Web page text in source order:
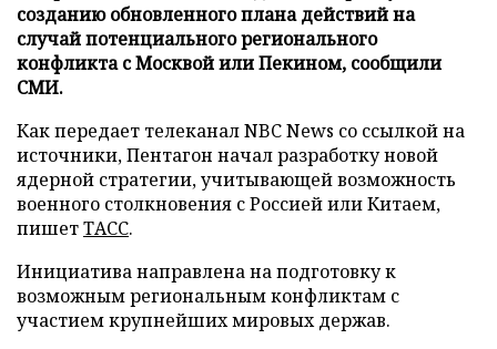
созданию обновленного плана действий на
случай потенциального регионального
конфликта с Москвой или Пекином, сообщили
СМИ.
Как передает телеканал NBC News со ссылкой на
источники, Пентагон начал разработку новой
ядерной стратегии, учитывающей возможность
военного столкновения с Россией или Китаем,
пишетТАСС.
Инициатива направлена на подготовку к
возможным региональным конфликтам с
участием крупнейших мировых держав.